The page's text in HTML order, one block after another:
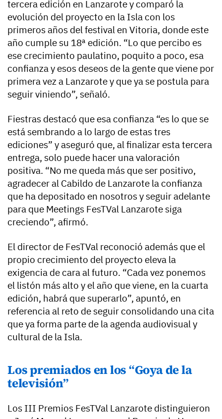
tercera edición en Lanzarote y comparó la
evolución del proyecto en la Isla con los
primeros años del festival en Vitoria, donde este
año cumple su 18ª edición. “Lo que percibo es
ese crecimiento paulatino, poquito a poco, esa
confianza y esos deseos de la gente que viene por
primera vez a Lanzarote y que ya se postula para
seguir viniendo”, señaló.
Fiestras destacó que esa confianza “es lo que se
está sembrando a lo largo de estas tres
ediciones” y aseguró que, al finalizar esta tercera
entrega, solo puede hacer una valoración
positiva. “No me queda más que ser positivo,
agradecer al Cabildo de Lanzarote la confianza
que ha depositado en nosotros y seguir adelante
para que Meetings FesTVal Lanzarote siga
creciendo”, afirmó.
El director de FesTVal reconoció además que el
propio crecimiento del proyecto eleva la
exigencia de cara al futuro. “Cada vez ponemos
el listón más alto y el año que viene, en la cuarta
edición, habrá que superarlo”, apuntó, en
referencia al reto de seguir consolidando una cita
que ya forma parte de la agenda audiovisual y
cultural de la Isla.
Los premiados en los “Goya de la
televisión”
Los III Premios FesTVal Lanzarote distinguieron